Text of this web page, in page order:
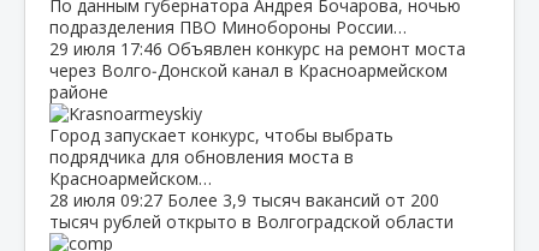
По данным губернатора Андрея Бочарова, ночью
подразделения ПВО Минобороны России…
29 июля 17:46 Объявлен конкурс на ремонт моста
через Волго‑Донской канал в Красноармейском
районе
Город запускает конкурс, чтобы выбрать
подрядчика для обновления моста в
Красноармейском…
28 июля 09:27 Более 3,9 тысяч вакансий от 200
тысяч рублей открыто в Волгоградской области